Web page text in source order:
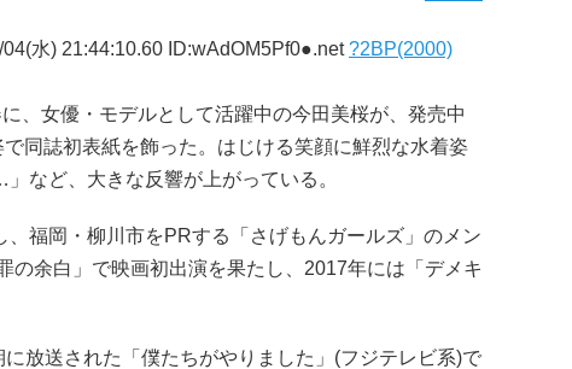
04(水) 21:44:10.60 ID:wAdOM5Pf0●.net?2BP(2000)
、女優・モデルとして活躍中の今田美桜が、発売中
同誌初表紙を飾った。はじける笑顔に鮮烈な水着姿
など、大きな反響が上がっている。
福岡・柳川市をPRする「さげもんガールズ」のメン
の余白」で映画初出演を果たし、2017年には「デメキ
放送された「僕たちがやりました」(フジテレビ系)で